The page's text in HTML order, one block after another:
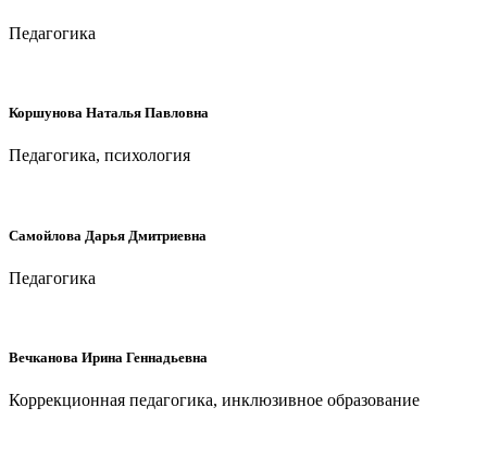
Педагогика
Коршунова Наталья Павловна
Педагогика, психология
Самойлова Дарья Дмитриевна
Педагогика
Вечканова Ирина Геннадьевна
Коррекционная педагогика, инклюзивное образование